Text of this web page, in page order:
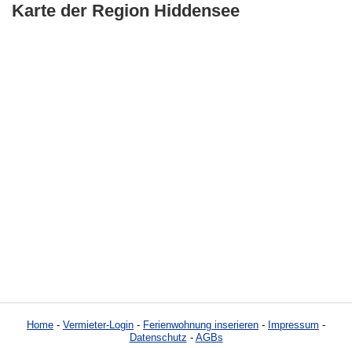
Karte der Region Hiddensee
Home - Vermieter-Login - Ferienwohnung inserieren - Impressum -
Datenschutz - AGBs